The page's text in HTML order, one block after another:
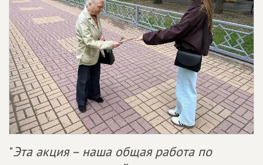
"Эта акция – наша общая работа по